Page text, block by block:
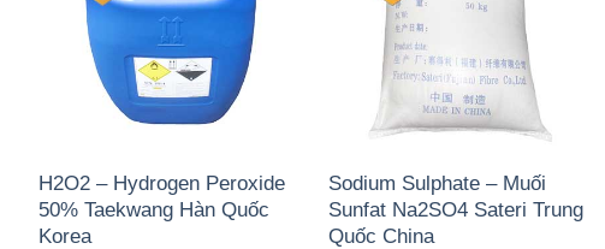
H2O2 – Hydrogen Peroxide
50% Taekwang Hàn Quốc
Korea
Sodium Sulphate – Muối
Sunfat Na2SO4 Sateri Trung
Quốc China